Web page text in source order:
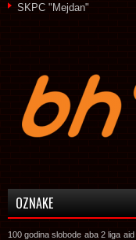
SKPC "Mejdan"
OZNAKE
100 godina slobode aba 2 liga aid